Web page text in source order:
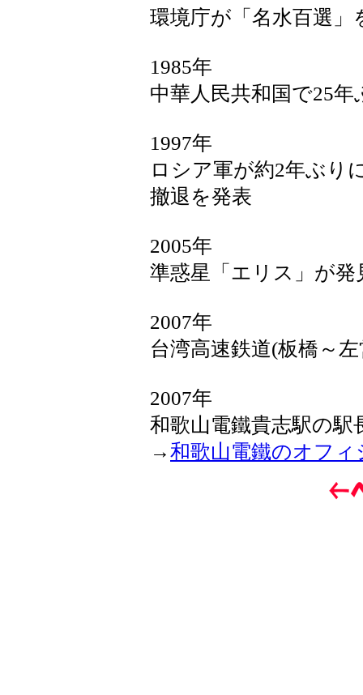
環境庁が「名水百選」
1985年
中華人民共和国で25
1997年
ロシア軍が約2年ぶり
撤退を発表
2005年
準惑星「エリス」が発
2007年
台湾高速鉄道(板橋～
2007年
和歌山電鐵貴志駅の
→和歌山電鐵のオフ